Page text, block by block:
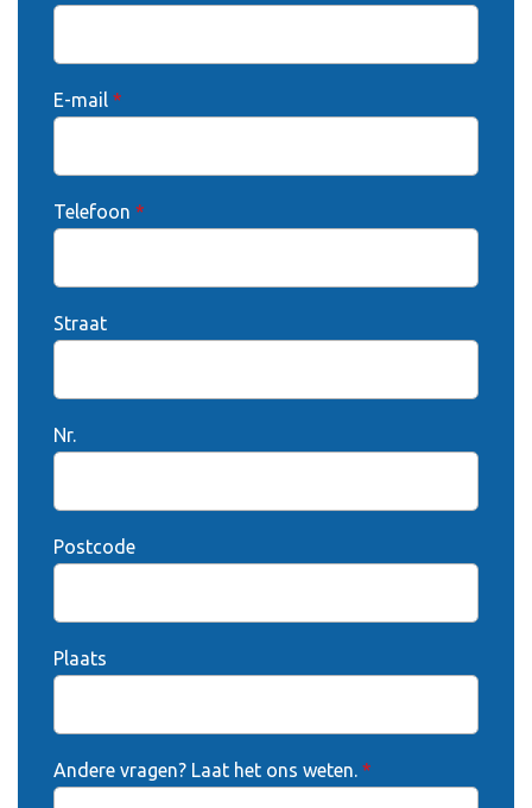
E-mail *
Telefoon *
Straat
Nr.
Postcode
Plaats
Andere vragen? Laat het ons weten. *